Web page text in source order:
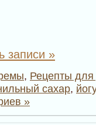
записи »
, Рецепты для
сахар,
»